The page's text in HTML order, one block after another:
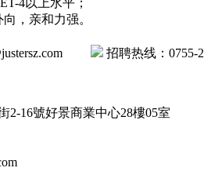
4以上水平；
，亲和力强。
招聘热线：0755-
2-16號好景商業中心28樓05室